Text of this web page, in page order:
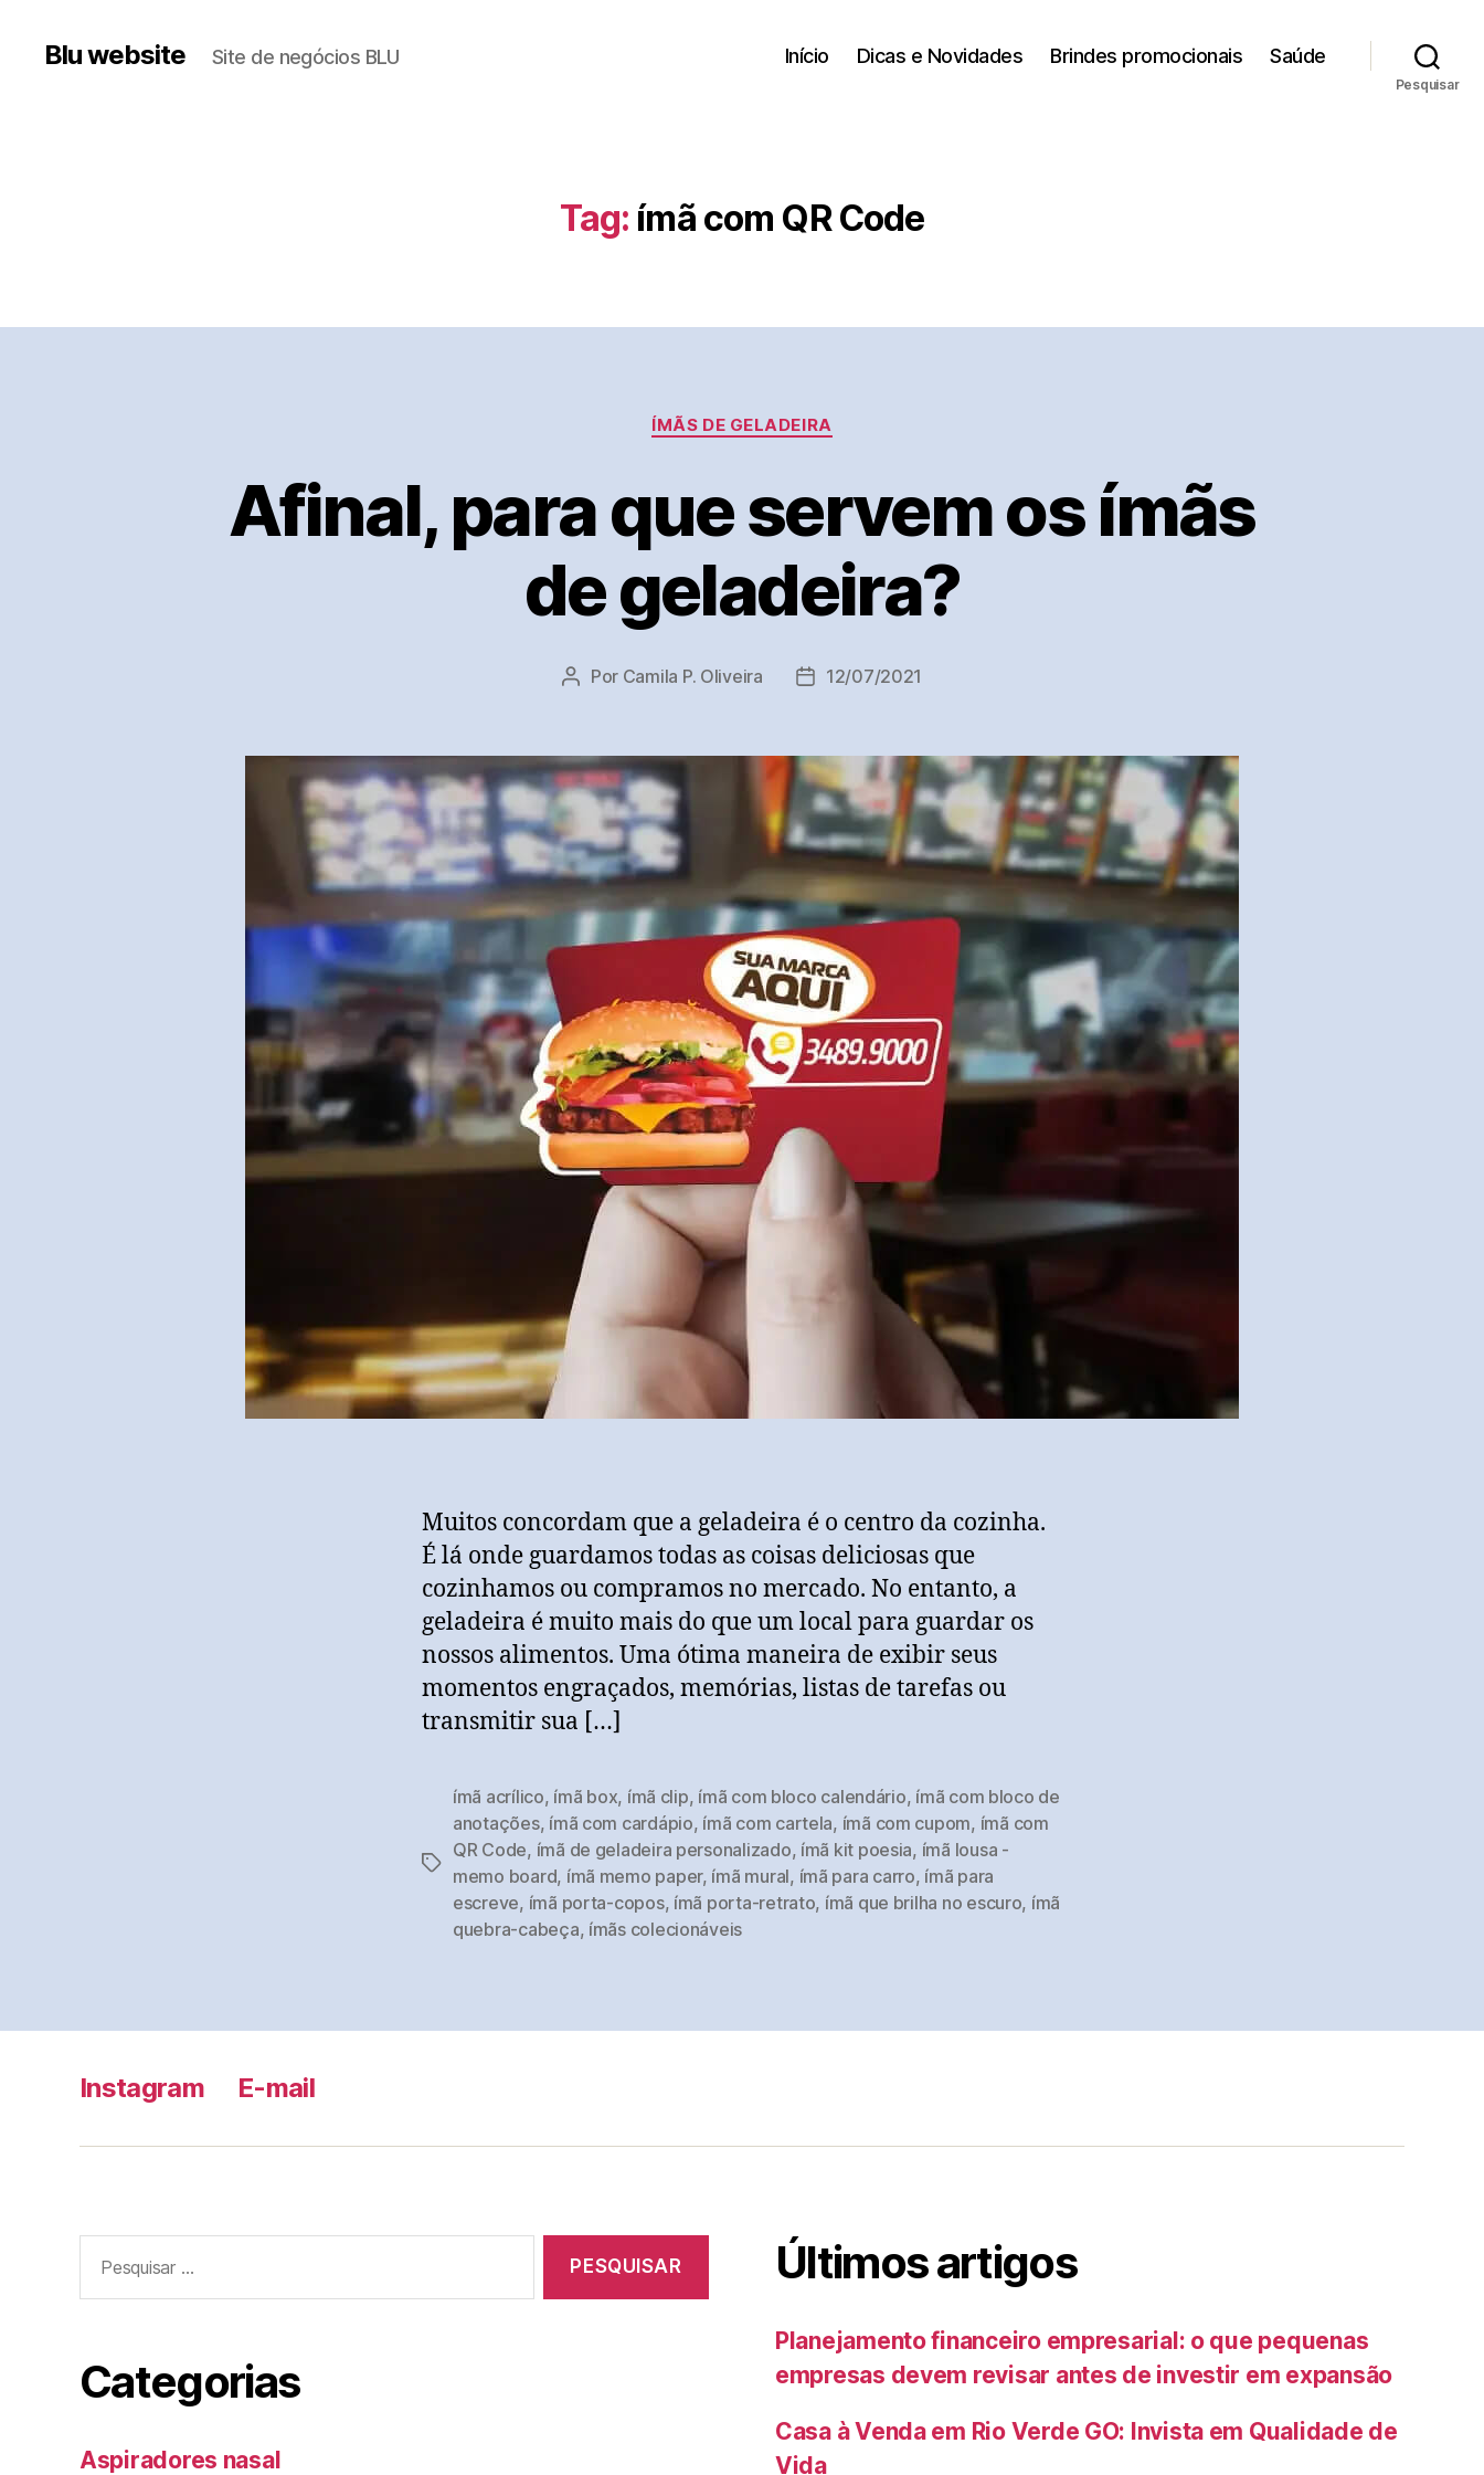
Blu website Site de negócios BLU Início Dicas e Novidades Brindes promocionais Saúde
Pesquisar
Tag: ímã com QR Code
Categorias
ÍMÃS DE GELADEIRA
Afinal, para que servem os ímãs
de geladeira?
Autor
Por Camila P. Oliveira
Data12/07/2021
Muitos concordam que a geladeira é o centro da cozinha.
É lá onde guardamos todas as coisas deliciosas que
cozinhamos ou compramos no mercado. No entanto, a
geladeira é muito mais do que um local para guardar os
nossos alimentos. Uma ótima maneira de exibir seus
momentos engraçados, memórias, listas de tarefas ou
transmitir sua […]
Tags
ímã acrílico, ímã box, ímã clip, ímã com bloco calendário, ímã com bloco de
anotações, ímã com cardápio, ímã com cartela, ímã com cupom, ímã com
QR Code, ímã de geladeira personalizado, ímã kit poesia, ímã lousa -
memo board, ímã memo paper, ímã mural, ímã para carro, ímã para
escreve, ímã porta-copos, ímã porta-retrato, ímã que brilha no escuro, ímã
quebra-cabeça, ímãs colecionáveis
Instagram E-mail
por:
Categorias
Aspiradores nasal
Últimos artigos
Planejamento financeiro empresarial: o que pequenas
empresas devem revisar antes de investir em expansão
Casa à Venda em Rio Verde GO: Invista em Qualidade de
Vida